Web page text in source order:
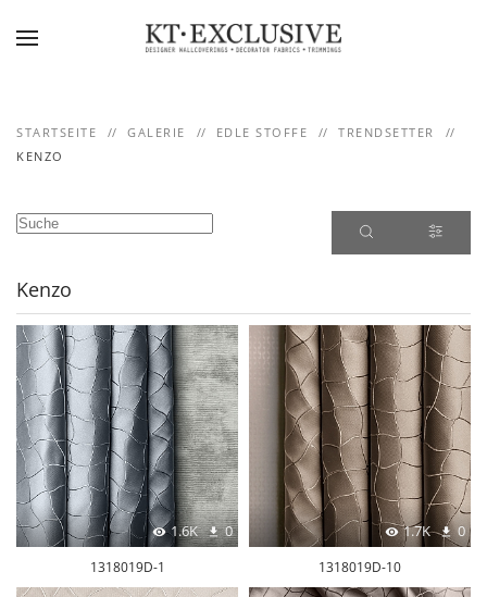
STARTSEITE GALERIE EDLE STOFFE
TRENDSETTER
KENZO
Kenzo
1.6K 0
1318019D-1
1.7K 0
1318019D-10